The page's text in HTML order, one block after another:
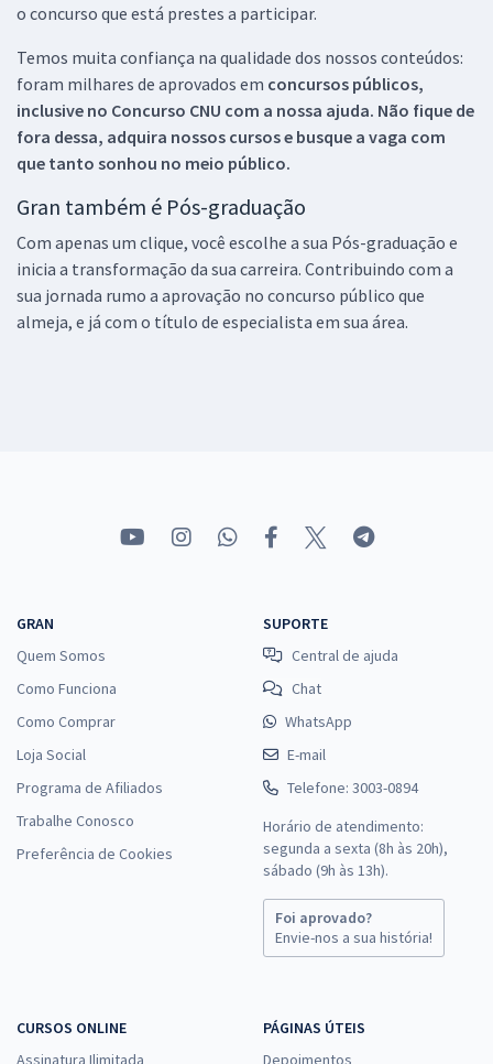
o concurso que está prestes a participar.
Temos muita confiança na qualidade dos nossos conteúdos:
foram milhares de aprovados em concursos públicos,
inclusive no Concurso CNU com a nossa ajuda. Não fique de
fora dessa, adquira nossos cursos e busque a vaga com
que tanto sonhou no meio público.
Gran também é Pós-graduação
Com apenas um clique, você escolhe a sua Pós-graduação e
inicia a transformação da sua carreira. Contribuindo com a
sua jornada rumo a aprovação no concurso público que
almeja, e já com o título de especialista em sua área.
GRAN
Quem Somos
Como Funciona
Como Comprar
Loja Social
Programa de Afiliados
Trabalhe Conosco
Preferência de Cookies
SUPORTE
Central de ajuda
Chat
WhatsApp
E-mail
Telefone: 3003-0894
Horário de atendimento:
segunda a sexta (8h às 20h),
sábado (9h às 13h).
Foi aprovado?
Envie-nos a sua história!
CURSOS ONLINE
Assinatura Ilimitada
PÁGINAS ÚTEIS
Depoimentos